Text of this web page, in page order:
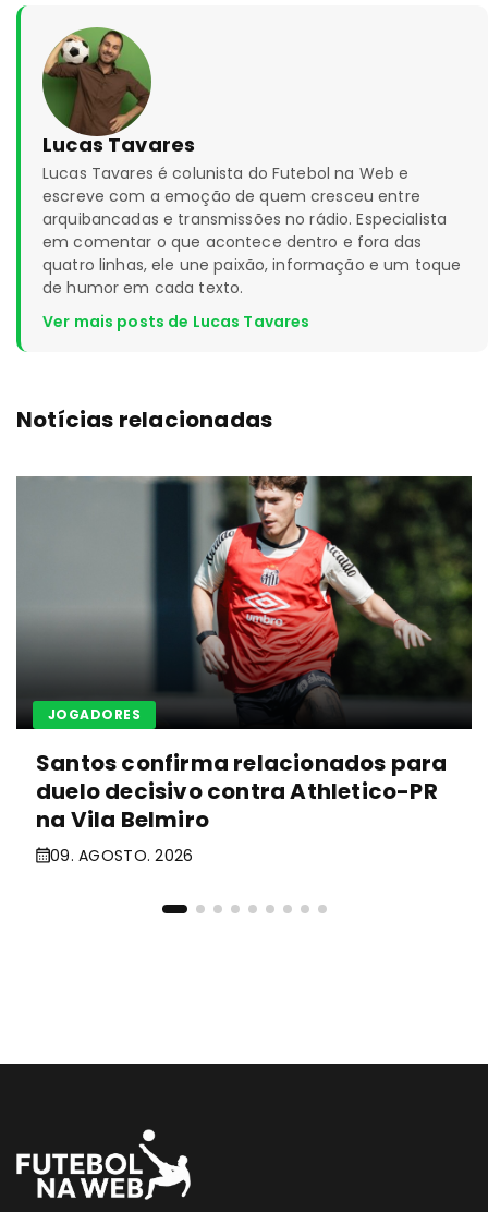
Lucas Tavares
Lucas Tavares é colunista do Futebol na Web e
escreve com a emoção de quem cresceu entre
arquibancadas e transmissões no rádio. Especialista
em comentar o que acontece dentro e fora das
quatro linhas, ele une paixão, informação e um toque
de humor em cada texto.
Ver mais posts de Lucas Tavares
Notícias relacionadas
JOGADORES
Santos confirma relacionados para
duelo decisivo contra Athletico-PR
na Vila Belmiro
09. AGOSTO. 2026